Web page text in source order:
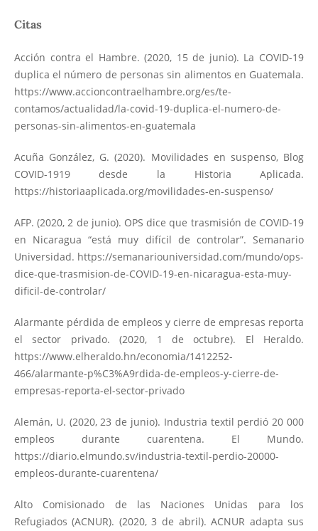
Citas
Acción contra el Hambre. (2020, 15 de junio). La COVID-19
duplica el número de personas sin alimentos en Guatemala.
https://www.accioncontraelhambre.org/es/te-
contamos/actualidad/la-covid-19-duplica-el-numero-de-
personas-sin-alimentos-en-guatemala
Acuña González, G. (2020). Movilidades en suspenso, Blog
COVID-1919 desde la Historia Aplicada.
https://historiaaplicada.org/movilidades-en-suspenso/
AFP. (2020, 2 de junio). OPS dice que trasmisión de COVID-19
en Nicaragua “está muy difícil de controlar”. Semanario
Universidad. https://semanariouniversidad.com/mundo/ops-
dice-que-trasmision-de-COVID-19-en-nicaragua-esta-muy-
dificil-de-controlar/
Alarmante pérdida de empleos y cierre de empresas reporta
el sector privado. (2020, 1 de octubre). El Heraldo.
https://www.elheraldo.hn/economia/1412252-
466/alarmante-p%C3%A9rdida-de-empleos-y-cierre-de-
empresas-reporta-el-sector-privado
Alemán, U. (2020, 23 de junio). Industria textil perdió 20 000
empleos durante cuarentena. El Mundo.
https://diario.elmundo.sv/industria-textil-perdio-20000-
empleos-durante-cuarentena/
Alto Comisionado de las Naciones Unidas para los
Refugiados (ACNUR). (2020, 3 de abril). ACNUR adapta sus